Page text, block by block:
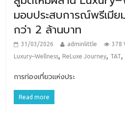
มอบประสบการณ์พรีเมีย
กว่า 2 ล้านบาท
31/03/2026 adminlittle 378
Luxury–Wellness, ReLuxe Journey, TAT,
การท่องเที่ยวแห่งประ
Read more